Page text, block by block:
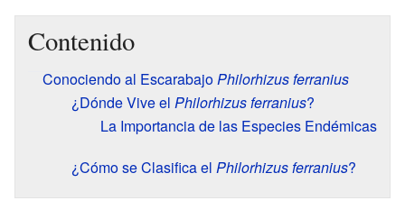
Contenido
Conociendo al EscarabajoPhilorhizus ferranius
¿Dónde Vive el Philorhizus ferranius?
La Importancia de las Especies Endémicas
¿Cómo se Clasifica el Philorhizus ferranius?